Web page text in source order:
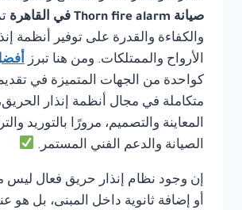
صيانة Thorn fire alarm في القاهرة
والكفاءة والقدرة على توفير أنظمة
الأرواح والممتلكات. ومن هنا تبرز
كواحدة من الجهات المتميزة في
متكاملة في مجال أنظمة إنذار
المعاينة والتصميم، مرورًا بالتوريد
الصيانة والدعم الفني المستمر.
إن وجود نظام إنذار حريق فعال ليس
أو إضافة ثانوية داخل المبنى، بل